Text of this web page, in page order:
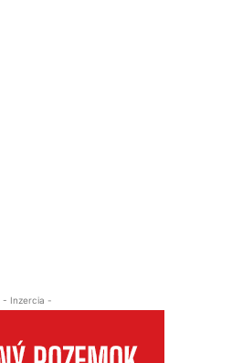
- Inzercia -